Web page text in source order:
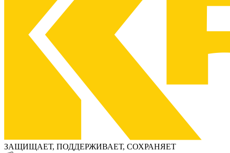
ЗАЩИЩАЕТ, ПОДДЕРЖИВАЕТ, СОХРАНЯЕТ